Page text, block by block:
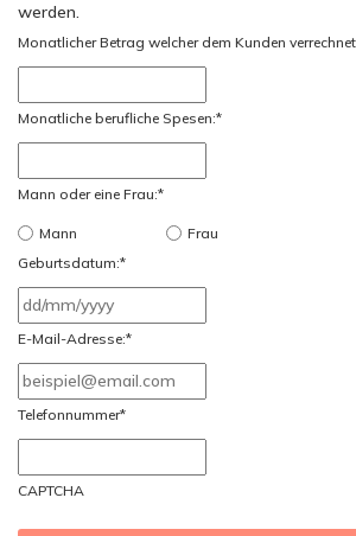
werden.
Monatlicher Betrag welcher dem Kunden
Monatliche berufliche Spesen:*
Mann oder eine Frau:*
Mann
Frau
Geburtsdatum:*
Schrägstrich
MM
E-Mail-Adresse:*
Telefonnummer*
CAPTCHA